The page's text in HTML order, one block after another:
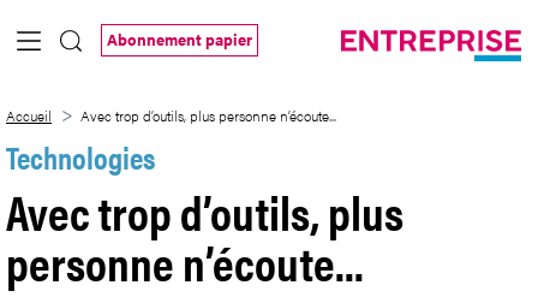
Saut au contenu principal
Abonnement papier
Accueil Avec trop d’outils, plus personne n’écoute...
Technologies
Avec trop d’outils, plus
personne n’écoute...